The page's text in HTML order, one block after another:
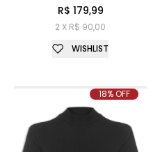
R$ 179,99
2 X R$ 90,00
WISHLIST
18% OFF